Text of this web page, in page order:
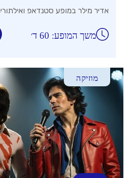
אדיר מילר במופע סטנדאפ
משך המופע: 60 ד׳
מוזיקה